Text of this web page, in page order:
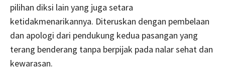
pilihan diksi lain yang juga setara
ketidakmenarikannya. Diteruskan dengan pembelaan
dan apologi dari pendukung kedua pasangan yang
terang benderang tanpa berpijak pada nalar sehat dan
kewarasan.